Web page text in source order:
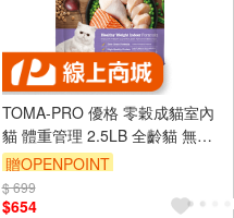
TOMA-PRO 優格 零穀成貓室內
貓 體重管理 2.5LB 全齡貓 無穀
貓飼料 鮭魚 5種魚 天然糧
贈OPENPOINT
$ 699
$654